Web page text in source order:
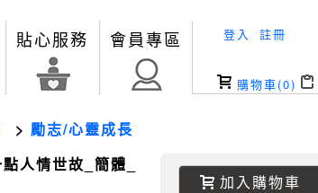
貼心服務 會員專區 登入 註冊
購物車(0)
> 勵志/心靈成長
人情世故_簡體_
加入購物車